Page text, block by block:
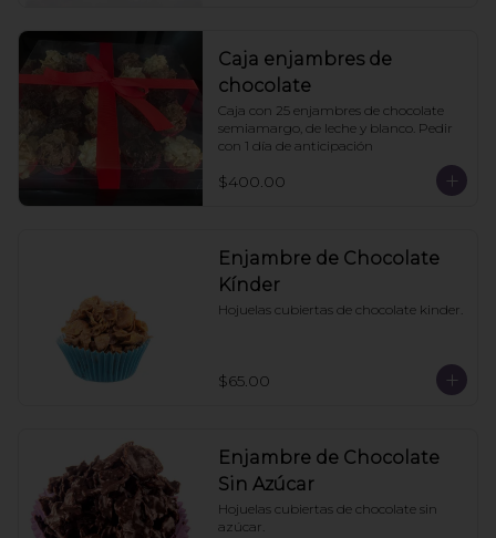
Caja enjambres de
chocolate
Caja con 25 enjambres de chocolate
semiamargo, de leche y blanco. Pedir
con 1 día de anticipación
$400.00
Enjambre de Chocolate
Kínder
Hojuelas cubiertas de chocolate kinder.
$65.00
Enjambre de Chocolate
Sin Azúcar
Hojuelas cubiertas de chocolate sin
azúcar.